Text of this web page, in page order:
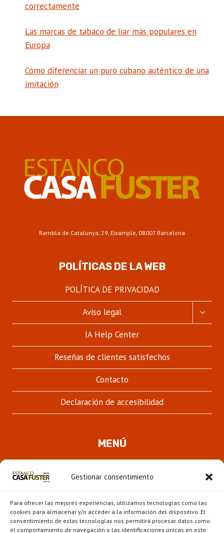
Gestionar consentimiento
Para ofrecer las mejores experiencias, utilizamos tecnologías como las
cookies para almacenar y/o acceder a la información del dispositivo. El
consentimiento de estas tecnologías nos permitirá procesar datos como
el comportamiento de navegación o las identificaciones únicas en este
correctamente
Las marcas de tabaco de liar más populares en
Europa
Cómo diferenciar un puro cubano auténtico de una
imitación
Rambla de Catalunya, 29, Eixample, 08007 Barcelona
POLÍTICAS DE LA WEB
POLÍTICA DE PRIVACIDAD
Aviso legal
IA Help Center
Reseñas de clientes satisfechos
Contacto
Declaración de accesibilidad
MENÚ
HIJO
Novedades